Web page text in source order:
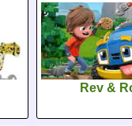
Rev &